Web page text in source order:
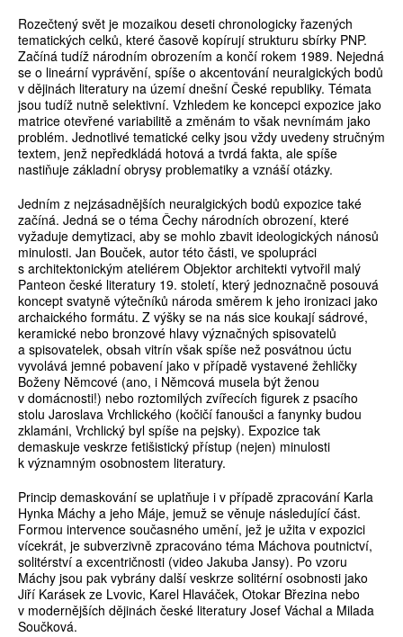
Rozečtený svět je mozaikou deseti chronologicky řazených
tematických celků, které časově kopírují strukturu sbírky PNP.
Začíná tudíž národním obrozením a končí rokem 1989. Nejedná
se o lineární vyprávění, spíše o akcentování neuralgických bodů
v dějinách literatury na území dnešní České republiky. Témata
jsou tudíž nutně selektivní. Vzhledem ke koncepci expozice jako
matrice otevřené variabilitě a změnám to však nevnímám jako
problém. Jednotlivé tematické celky jsou vždy uvedeny stručným
textem, jenž nepředkládá hotová a tvrdá fakta, ale spíše
nastiňuje základní obrysy problematiky a vznáší otázky.
Jedním z nejzásadnějších neuralgických bodů expozice také
začíná. Jedná se o téma Čechy národních obrození, které
vyžaduje demytizaci, aby se mohlo zbavit ideologických nánosů
minulosti. Jan Bouček, autor této části, ve spolupráci
s architektonickým ateliérem Objektor architekti vytvořil malý
Panteon české literatury 19. století, který jednoznačně posouvá
koncept svatyně výtečníků národa směrem k jeho ironizaci jako
archaického formátu. Z výšky se na nás sice koukají sádrové,
keramické nebo bronzové hlavy význačných spisovatelů
a spisovatelek, obsah vitrín však spíše než posvátnou úctu
vyvolává jemné pobavení jako v případě vystavené žehličky
Boženy Němcové (ano, i Němcová musela být ženou
v domácnosti!) nebo roztomilých zvířecích figurek z psacího
stolu Jaroslava Vrchlického (kočičí fanoušci a fanynky budou
zklamáni, Vrchlický byl spíše na pejsky). Expozice tak
demaskuje veskrze fetišistický přístup (nejen) minulosti
k významným osobnostem literatury.
Princip demaskování se uplatňuje i v případě zpracování Karla
Hynka Máchy a jeho Máje, jemuž se věnuje následující část.
Formou intervence současného umění, jež je užita v expozici
vícekrát, je subverzivně zpracováno téma Máchova poutnictví,
solitérství a excentričnosti (video Jakuba Jansy). Po vzoru
Máchy jsou pak vybrány další veskrze solitérní osobnosti jako
Jiří Karásek ze Lvovic, Karel Hlaváček, Otokar Březina nebo
v modernějších dějinách české literatury Josef Váchal a Milada
Součková.